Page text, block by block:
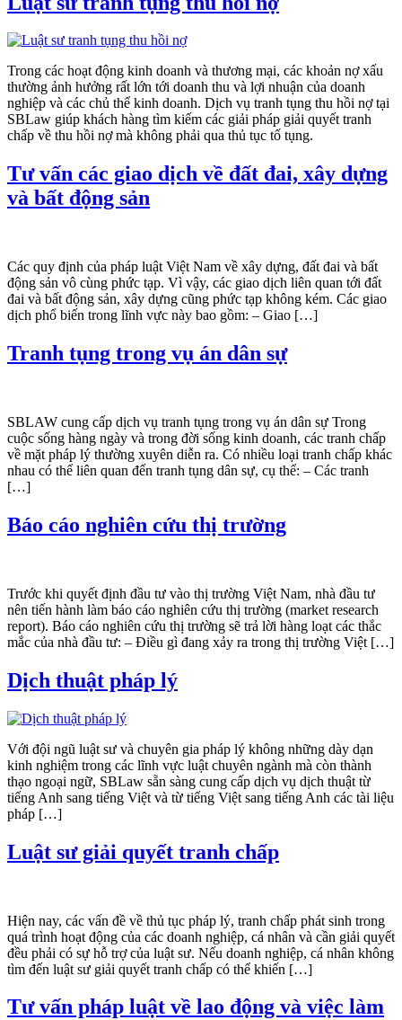
Trong các hoạt động kinh doanh và thương mại, các khoản nợ xấu
thường ảnh hưởng rất lớn tới doanh thu và lợi nhuận của doanh
nghiệp và các chủ thể kinh doanh. Dịch vụ tranh tụng thu hồi nợ tại
SBLaw giúp khách hàng tìm kiếm các giải pháp giải quyết tranh
chấp về thu hồi nợ mà không phải qua thủ tục tố tụng.
Tư vấn các giao dịch về đất đai, xây dựng
và bất động sản
Các quy định của pháp luật Việt Nam về xây dựng, đất đai và bất
động sản vô cùng phức tạp. Vì vậy, các giao dịch liên quan tới đất
đai và bất động sản, xây dựng cũng phức tạp không kém. Các giao
dịch phổ biến trong lĩnh vực này bao gồm: – Giao […]
Tranh tụng trong vụ án dân sự
SBLAW cung cấp dịch vụ tranh tụng trong vụ án dân sự Trong
cuộc sống hàng ngày và trong đời sống kinh doanh, các tranh chấp
về mặt pháp lý thường xuyên diễn ra. Có nhiều loại tranh chấp khác
nhau có thể liên quan đến tranh tụng dân sự, cụ thể: – Các tranh
[…]
Báo cáo nghiên cứu thị trường
Trước khi quyết định đầu tư vào thị trường Việt Nam, nhà đầu tư
nên tiến hành làm báo cáo nghiên cứu thị trường (market research
report). Báo cáo nghiên cứu thị trường sẽ trả lời hàng loạt các thắc
mắc của nhà đầu tư: – Điều gì đang xảy ra trong thị trường Việt […]
Dịch thuật pháp lý
Với đội ngũ luật sư và chuyên gia pháp lý không những dày dạn
kinh nghiệm trong các lĩnh vực luật chuyên ngành mà còn thành
thạo ngoại ngữ, SBLaw sẵn sàng cung cấp dịch vụ dịch thuật từ
tiếng Anh sang tiếng Việt và từ tiếng Việt sang tiếng Anh các tài liệu
pháp […]
Luật sư giải quyết tranh chấp
Hiện nay, các vấn đề về thủ tục pháp lý, tranh chấp phát sinh trong
quá trình hoạt động của các doanh nghiệp, cá nhân và cần giải quyết
đều phải có sự hỗ trợ của luật sư. Nếu doanh nghiệp, cá nhân không
tìm đến luật sư giải quyết tranh chấp có thể khiến […]
Tư vấn pháp luật về lao động và việc làm